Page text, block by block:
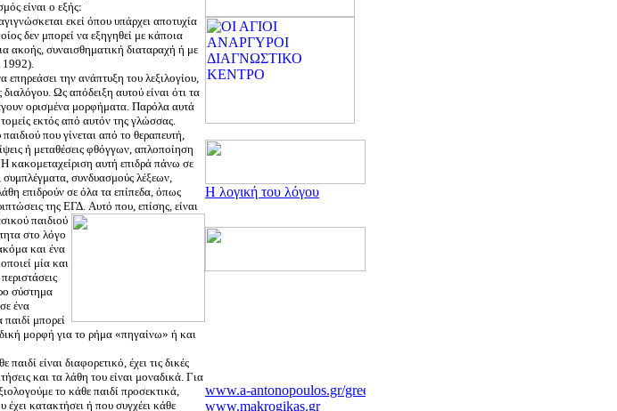
εκεί όπου υπάρχει αποτυχία
δεν μπορεί να εξηγηθεί με κάποια
ακοής, συναισθηματική διαταραχή ή με
1992).
την ανάπτυξη του λεξιλογίου,
Ως απόδειξη αυτού είναι ότι τα
ορισμένα μορφήματα. Παρόλα αυτά
εκτός από αυτόν της γλώσσας.
που γίνεται από το θεραπευτή,
ή μεταθέσεις φθόγγων, απλοποίηση
κακομεταχείριση αυτή επιδρά πάνω σε
επιδρούν σε όλα τα επίπεδα, όπως
της ΕΓΔ. Αυτό που, επίσης, είναι
παιδιού
στο λόγο
και ένα
μία και
σύστημα
ένα
μπορεί
μορφή για το ρήμα «πηγαίνω» ή και
είναι διαφορετικό, έχει τις δικές
και τα λάθη του είναι μοναδικά. Για
το κάθε παιδί προσεκτικά,
έχει κατακτήσει ή που συγχέει κάθε
Η λογική του λόγου
www.a-antonopoulos.gr/greek/
www.makrogikas.gr